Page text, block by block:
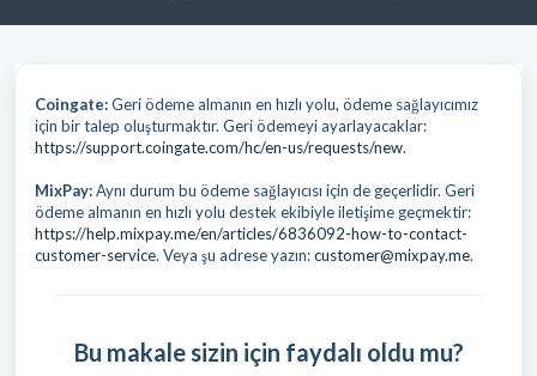
Coingate:Geri ödeme almanın en hızlı yolu, ödeme sağlayıcımız
için bir talep oluşturmaktır. Geri ödemeyi ayarlayacaklar:
https://support.coingate.com/hc/en-us/requests/new.
MixPay:Aynı durum bu ödeme sağlayıcısı için de geçerlidir. Geri
ödeme almanın en hızlı yolu destek ekibiyle iletişime geçmektir:
https://help.mixpay.me/en/articles/6836092-how-to-contact-
customer-service. Veya şu adrese yazın:customer@mixpay.me.
Bu makale sizin için faydalı oldu mu?